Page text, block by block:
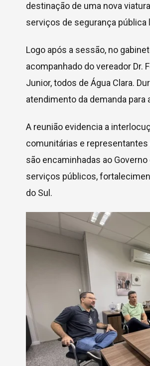
destinação de uma nova
serviços de segurança pública
Logo após a sessão, no
acompanhado do vereador Dr.
Junior, todos de Água Clara.
atendimento da demanda
A reunião evidencia a
comunitárias e
são encaminhadas ao
serviços públicos,
do Sul.